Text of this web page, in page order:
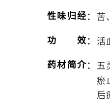
性味归经： 苦
功效： 活
药材简介：
五
瘀
后